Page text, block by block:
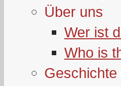
Über uns
Wer ist
Who is
Geschichte